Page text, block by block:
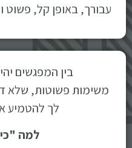
עבורך, באופן קל,
בין המפגשים
משימות פשוטות, שלא
לך להטמיע
למה